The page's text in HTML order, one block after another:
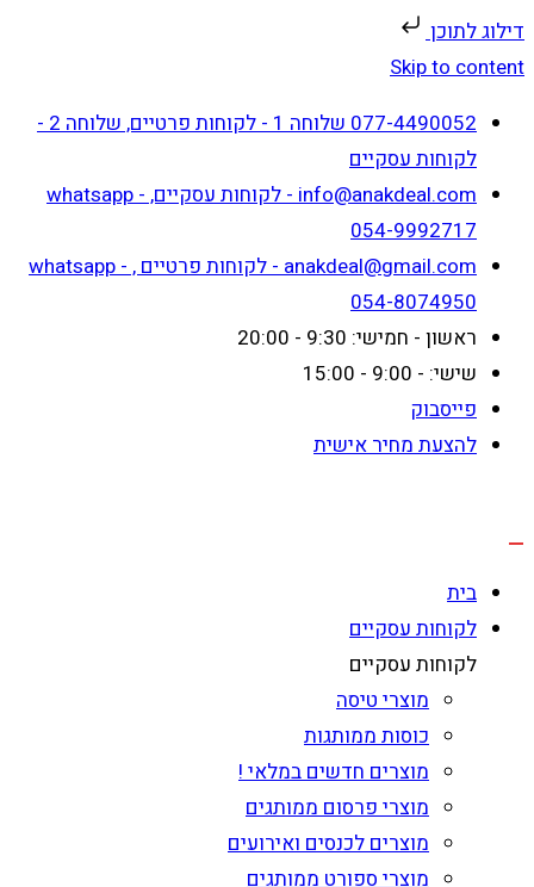
דילוג לתוכן
Skip to content
077-4490052 שלוחה 1 - לקוחות פרטיים, שלוחה 2 -
לקוחות עסקיים
info@anakdeal.com - לקוחות עסקיים, whatsapp -
054-9992717
anakdeal@gmail.com - לקוחות פרטיים , whatsapp -
054-8074950
ראשון - חמישי: 9:30 - 20:00
שישי: - 9:00 - 15:00
פייסבוק
להצעת מחיר אישית
בית
לקוחות עסקיים
לקוחות עסקיים
מוצרי טיסה
כוסות ממותגות
מוצרים חדשים במלאי !
מוצרי פרסום ממותגים
מוצרים לכנסים ואירועים
מוצרי ספורט ממותגים